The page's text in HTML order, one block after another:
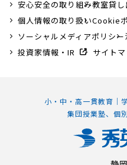
小・中・高一貫教育｜
集団授業塾、個
安心安全の取り組み教室貸
個人情報の取り扱いCookie
ソーシャルメディアポリシー
投資家情報・IR
サイト